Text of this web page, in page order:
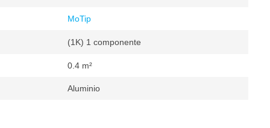
MoTip
(1K) 1 componente
0.4 m²
Aluminio